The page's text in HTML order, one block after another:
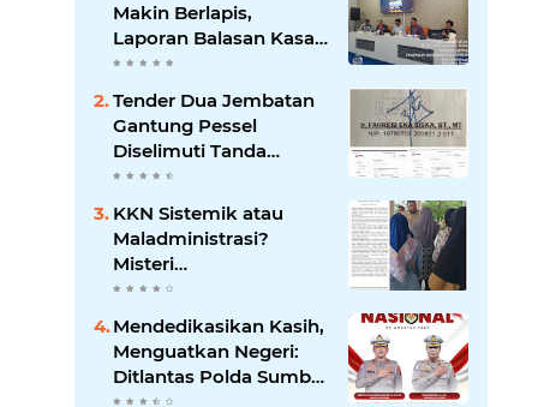
Makin Berlapis,
Laporan Balasan Kasat
Pol PP Disorot: Upaya
Penegakan Hukum
atau Pengalihan Isu?
Tender Dua Jembatan
Gantung Pessel
Diselimuti Tanda
Tanya, Gangguan
Sistem atau Permainan
di Balik Layar?
KKN Sistemik atau
Maladministrasi?
Misteri
"Dikorbankannya" SDN
26 ATT Menguji
Transparansi Pemkot
Padang
Mendedikasikan Kasih,
Menguatkan Negeri:
Ditlantas Polda Sumbar
Apresiasi Peran